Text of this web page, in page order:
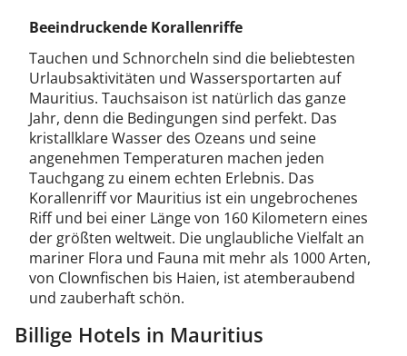
Beeindruckende Korallenriffe
Tauchen und Schnorcheln sind die beliebtesten
Urlaubsaktivitäten und Wassersportarten auf
Mauritius. Tauchsaison ist natürlich das ganze
Jahr, denn die Bedingungen sind perfekt. Das
kristallklare Wasser des Ozeans und seine
angenehmen Temperaturen machen jeden
Tauchgang zu einem echten Erlebnis. Das
Korallenriff vor Mauritius ist ein ungebrochenes
Riff und bei einer Länge von 160 Kilometern eines
der größten weltweit. Die unglaubliche Vielfalt an
mariner Flora und Fauna mit mehr als 1000 Arten,
von Clownfischen bis Haien, ist atemberaubend
und zauberhaft schön.
Billige Hotels in Mauritius